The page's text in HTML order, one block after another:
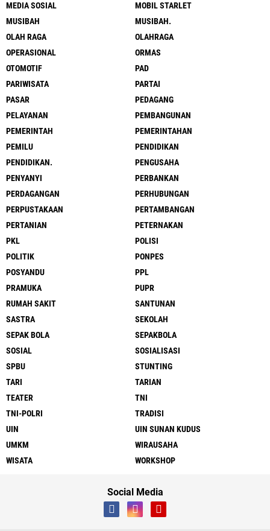
MEDIA SOSIAL
MOBIL STARLET
MUSIBAH
MUSIBAH.
OLAH RAGA
OLAHRAGA
OPERASIONAL
ORMAS
OTOMOTIF
PAD
PARIWISATA
PARTAI
PASAR
PEDAGANG
PELAYANAN
PEMBANGUNAN
PEMERINTAH
PEMERINTAHAN
PEMILU
PENDIDIKAN
PENDIDIKAN.
PENGUSAHA
PENYANYI
PERBANKAN
PERDAGANGAN
PERHUBUNGAN
PERPUSTAKAAN
PERTAMBANGAN
PERTANIAN
PETERNAKAN
PKL
POLISI
POLITIK
PONPES
POSYANDU
PPL
PRAMUKA
PUPR
RUMAH SAKIT
SANTUNAN
SASTRA
SEKOLAH
SEPAK BOLA
SEPAKBOLA
SOSIAL
SOSIALISASI
SPBU
STUNTING
TARI
TARIAN
TEATER
TNI
TNI-POLRI
TRADISI
UIN
UIN SUNAN KUDUS
UMKM
WIRAUSAHA
WISATA
WORKSHOP
Social Media